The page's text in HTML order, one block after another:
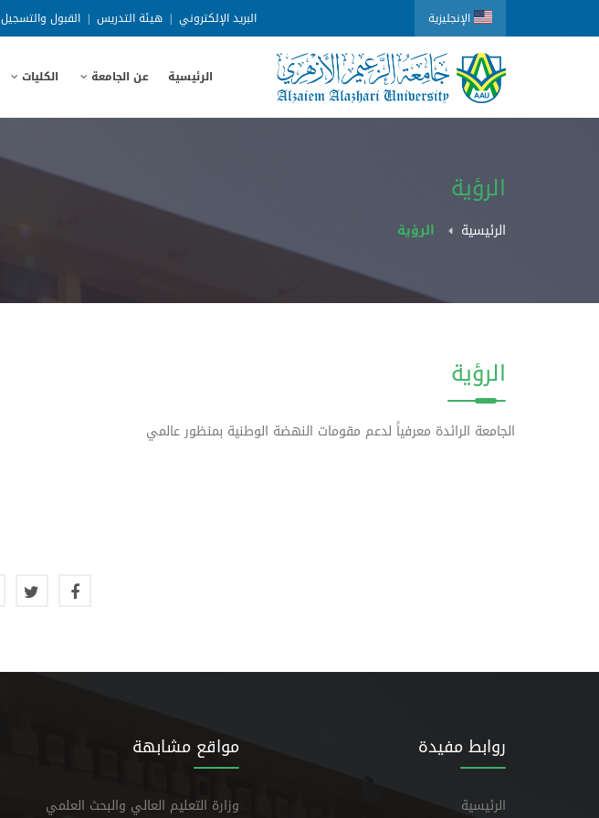
الإنجليزية البريد الإلكتروني | هيئة التدريس | القبول والتسجيل
الرئيسية عن الجامعة الكليات
الرؤية
الرئيسية الرؤية
الرؤية
الجامعة الرائدة معرفياً لدعم مقومات النهضة الوطنية بمنظور عالمي
روابط مفيدة
الرئيسية
مواقع مشابهة
وزارة التعليم العالي والبحث العلمي